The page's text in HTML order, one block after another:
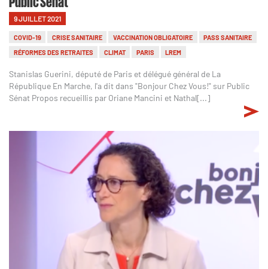
9 JUILLET 2021
COVID-19 CRISE SANITAIRE VACCINATION OBLIGATOIRE
PASS SANITAIRE
RÉFORMES DES RETRAITES
CLIMAT PARIS LREM
Stanislas Guerini, député de Paris et délégué général de La
République En Marche, l'a dit dans "Bonjour Chez Vous!" sur Public
Sénat Propos recueillis par Oriane Mancini et Nathal[...]